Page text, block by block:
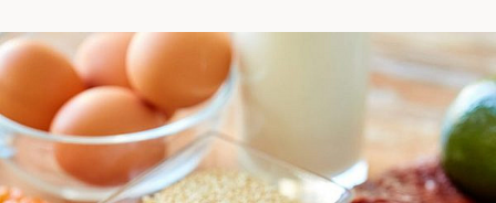
סלבס
ערוצים נוספים
המגזין